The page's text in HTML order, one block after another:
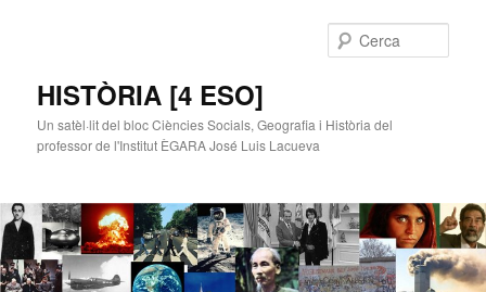
HISTÒRIA [4 ESO]
Un satèl·lit del bloc Ciències Socials, Geografia i Història del
professor de l'Institut ÈGARA José Luis Lacueva